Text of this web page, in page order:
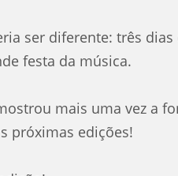
ser diferente: três
festa da música.
mais uma vez a
próximas edições!